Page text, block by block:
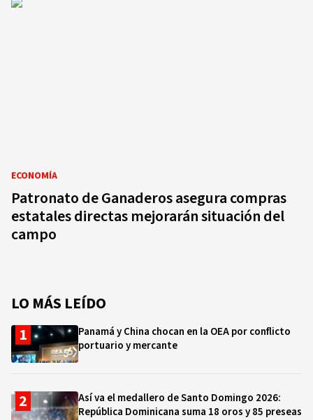
ECONOMÍA
Patronato de Ganaderos asegura compras
estatales directas mejorarán situación del
campo
LO MÁS LEÍDO
Panamá y China chocan en la OEA por conflicto
portuario y mercante
Así va el medallero de Santo Domingo 2026:
República Dominicana suma 18 oros y 85 preseas